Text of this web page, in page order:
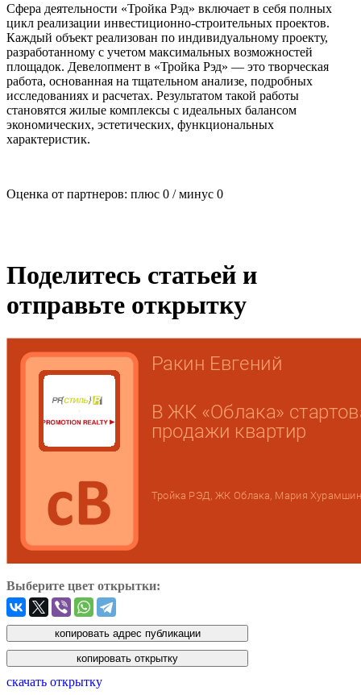
Сфера деятельности «Тройка Рэд» включает в себя полных
цикл реализации инвестиционно-строительных проектов.
Каждый объект реализован по индивидуальному проекту,
разработанному с учетом максимальных возможностей
площадок. Девелопмент в «Тройка Рэд» — это творческая
работа, основанная на тщательном анализе, подробных
исследованиях и расчетах. Результатом такой работы
становятся жилые комплексы с идеальных балансом
экономических, эстетических, функциональных
характеристик.
Оценка от партнеров: плюс 0 / минус 0
Поделитесь статьей и
отправьте открытку
Выберите цвет открытки:
скачать открытку